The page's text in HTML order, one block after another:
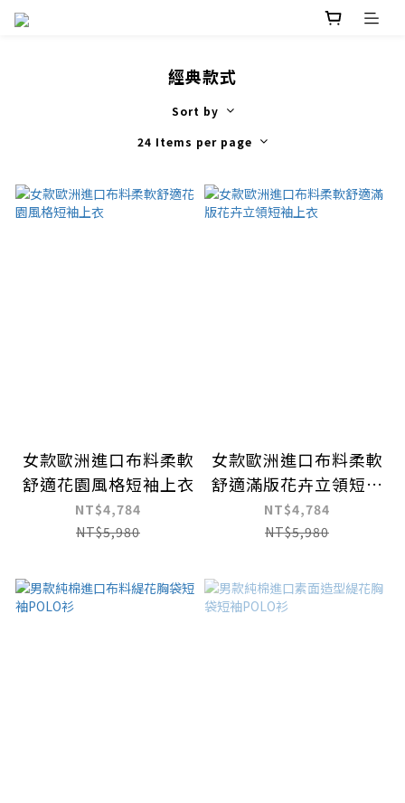
經典款式
Sort by
24 Items per page
女款歐洲進口布料柔軟
舒適花園風格短袖上衣
NT$4,784
NT$5,980
女款歐洲進口布料柔軟
舒適滿版花卉立領短袖
上衣
NT$4,784
NT$5,980